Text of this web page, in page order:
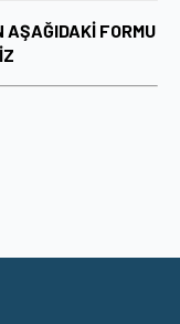
FORMU